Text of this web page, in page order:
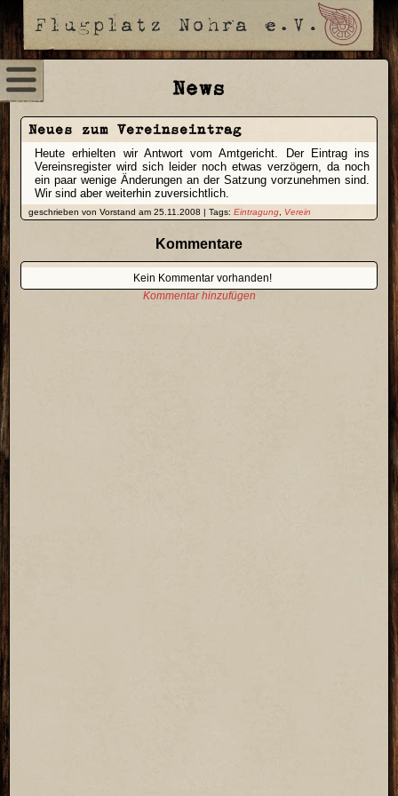
News
Neues zum Vereinseintrag
Heute erhielten wir Antwort vom Amtgericht. Der Eintrag ins
Vereinsregister wird sich leider noch etwas verzögern, da noch
ein paar wenige Änderungen an der Satzung vorzunehmen sind.
Wir sind aber weiterhin zuversichtlich.
geschrieben von Vorstand am 25.11.2008 | Tags: Eintragung Verein
Kommentare
Kein Kommentar vorhanden!
Kommentar hinzufügen